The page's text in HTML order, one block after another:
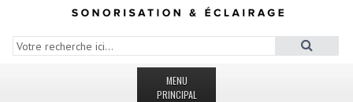
MENU
PRINCIPAL